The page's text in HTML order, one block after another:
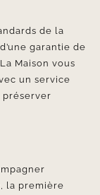
de la
garantie de
Maison vous
un service
préserver
la première